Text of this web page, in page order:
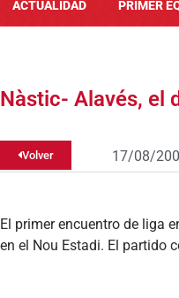
ACTUALIDAD PRIMER
Nàstic- Alavés, el
Volver 17/08/
El primer encuentro de liga
en el Nou Estadi. El partido